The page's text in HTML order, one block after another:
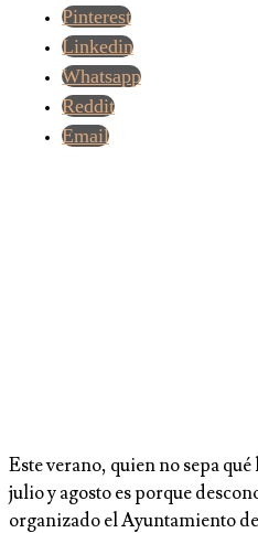
Pinterest
Linkedin
Whatsapp
Reddit
Email
Este verano, quien no sepa
julio y agosto es porque
organizado el Ayuntamiento